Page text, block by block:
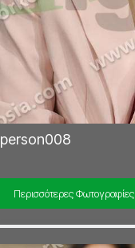
person008
Περισσότερες Φωτογραφίες